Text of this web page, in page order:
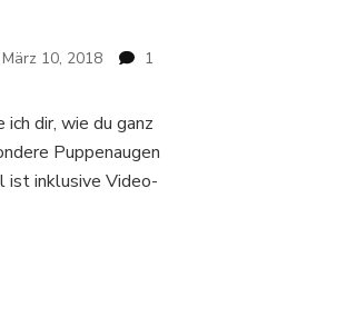
März 10, 2018
1
dir, wie du ganz
Puppenaugen
ist inklusive Video-